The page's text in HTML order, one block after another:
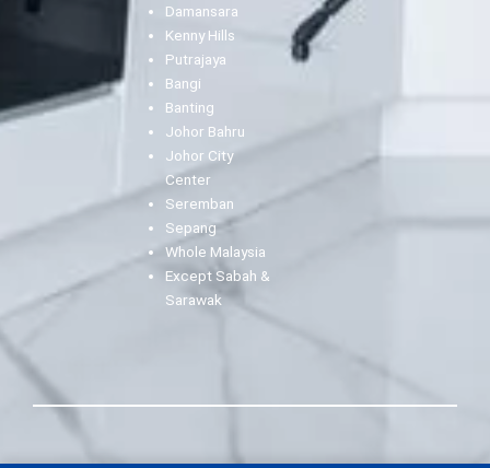
Damansara
Kenny Hills
Putrajaya
Bangi
Banting
Johor Bahru
Johor City
Center
Seremban
Sepang
Whole Malaysia
Except Sabah &
Sarawak